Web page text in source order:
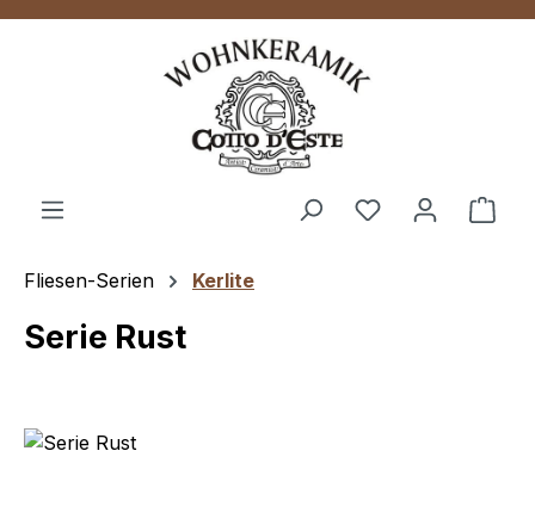
Fliesen-Serien Kerlite
Serie Rust
Bildergalerie überspringen